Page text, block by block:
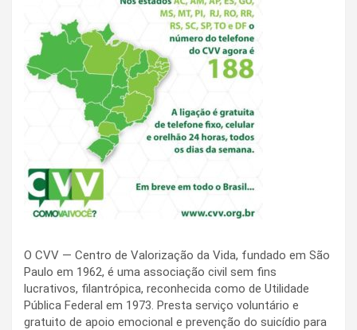
O CVV — Centro de Valorização da Vida, fundado em São
Paulo em 1962, é uma associação civil sem fins
lucrativos, filantrópica, reconhecida como de Utilidade
Pública Federal em 1973. Presta serviço voluntário e
gratuito de apoio emocional e prevenção do suicídio para